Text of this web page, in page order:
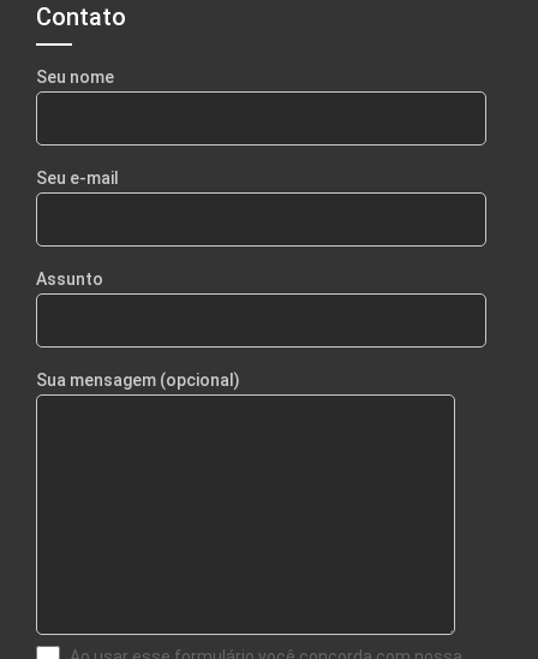
Contato
Seu nome
Seu e-mail
Assunto
Sua mensagem (opcional)